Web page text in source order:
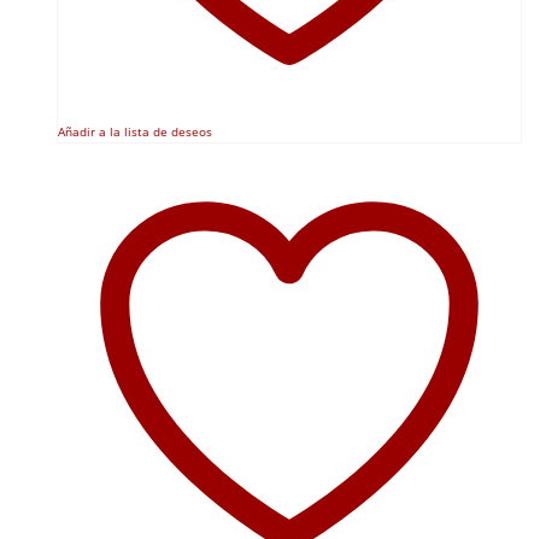
Añadir a la lista de deseos